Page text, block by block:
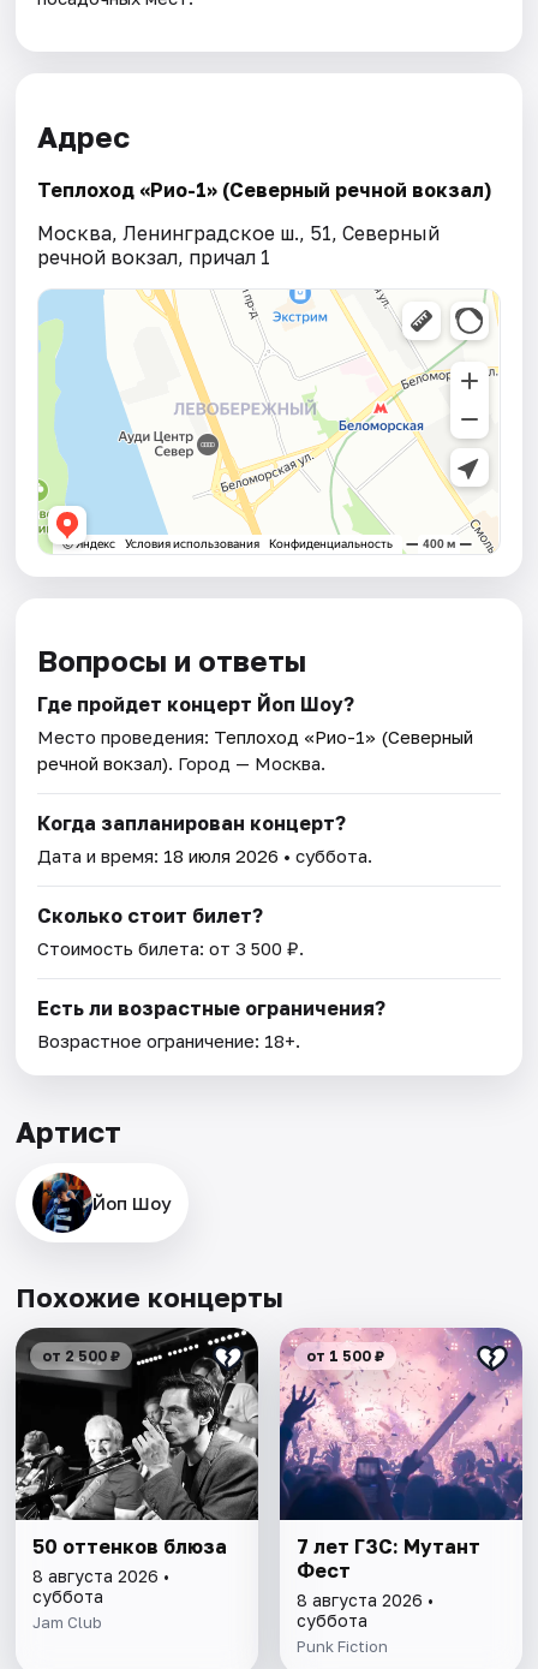
Адрес
Теплоход «Рио-1» (Северный речной вокзал)
Москва, Ленинградское ш., 51, Северный
речной вокзал, причал 1
Вопросы и ответы
Где пройдет концерт Йоп Шоу?
Место проведения: Теплоход «Рио-1» (Северный
речной вокзал). Город — Москва.
Когда запланирован концерт?
Дата и время: 18 июля 2026 • суббота.
Сколько стоит билет?
Стоимость билета: от 3 500 ₽.
Есть ли возрастные ограничения?
Возрастное ограничение: 18+.
Артист
Йоп Шоу
Похожие концерты
от 2 500 ₽
50 оттенков блюза
8 августа 2026 •
суббота
Jam Club
от 1 500 ₽
7 лет ГЗС: Мутант
Фест
8 августа 2026 •
суббота
Punk Fiction